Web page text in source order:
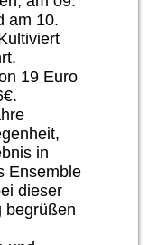
am 10.
19 Euro
in
Ensemble
dieser
begrüßen